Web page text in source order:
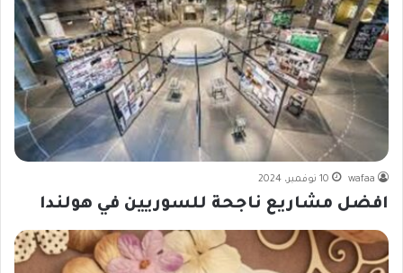
wafaa 10 نوفمبر، 2024
افضل مشاريع ناجحة للسوريين في هولندا